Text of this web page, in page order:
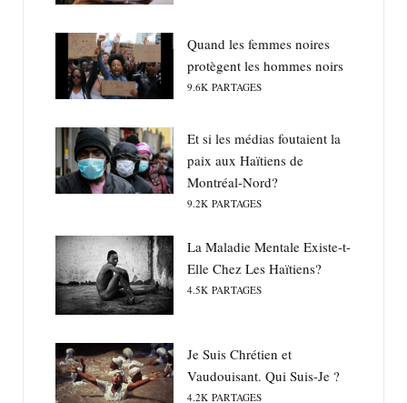
Quand les femmes noires
protègent les hommes noirs
9.6K PARTAGES
Et si les médias foutaient la
paix aux Haïtiens de
Montréal-Nord?
9.2K PARTAGES
La Maladie Mentale Existe-t-
Elle Chez Les Haïtiens?
4.5K PARTAGES
Je Suis Chrétien et
Vaudouisant. Qui Suis-Je ?
4.2K PARTAGES